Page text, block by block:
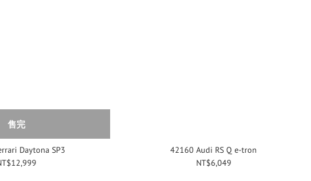
售完
Daytona SP3
42160 Audi RS Q e-tron
NT$6,049